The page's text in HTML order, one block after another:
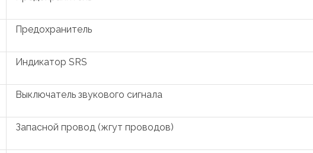
Предохранитель
Индикатор SRS
Выключатель звукового сигнала
Запасной провод (жгут проводов)